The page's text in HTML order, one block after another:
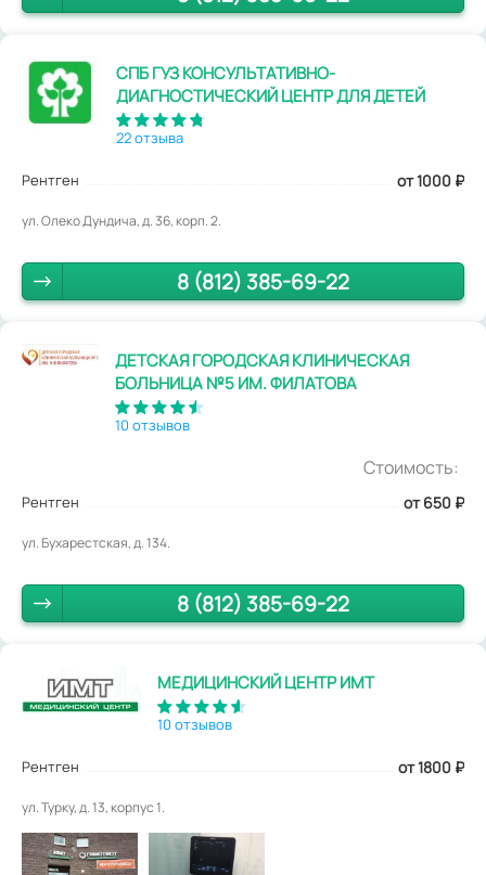
СПБ ГУЗ КОНСУЛЬТАТИВНО-
ДИАГНОСТИЧЕСКИЙ ЦЕНТР ДЛЯ ДЕТЕЙ
22 отзыва
Рентген от 1000 ₽
ул. Олеко Дундича, д. 36, корп. 2.
8 (812) 385-69-22
ДЕТСКАЯ ГОРОДСКАЯ КЛИНИЧЕСКАЯ
БОЛЬНИЦА №5 ИМ. ФИЛАТОВА
10 отзывов
Стоимость:
Рентген от 650 ₽
ул. Бухарестская, д. 134.
8 (812) 385-69-22
МЕДИЦИНСКИЙ ЦЕНТР ИМТ
10 отзывов
Рентген от 1800 ₽
ул. Турку, д. 13, корпус 1.